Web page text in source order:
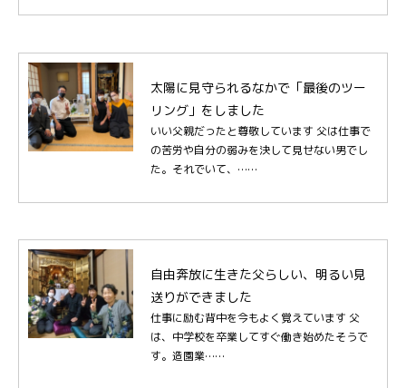
太陽に見守られるなかで「最後のツー
リング」をしました
いい父親だったと尊敬しています 父は仕事で
の苦労や自分の弱みを決して見せない男でし
た。それでいて、……
自由奔放に生きた父らしい、明るい見
送りができました
仕事に励む背中を今もよく覚えています 父
は、中学校を卒業してすぐ働き始めたそうで
す。造園業……